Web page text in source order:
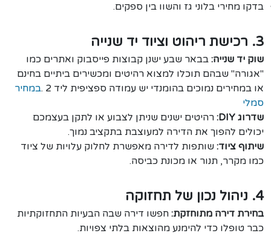
בדקו מחירי בלוני גז והשוו בין ספקים.
3. רכישת ריהוט וציוד יד שנייה
שוק יד שנייה: בבאר שבע ישנן קבוצות פייסבוק ואתרים כמו
"אגורה" שבהם תוכלו למצוא רהיטים ומכשירים ביתיים בחינם
או במחירים נמוכים בהומנדי יש עמודה ספציפית ליד 2 .
במחיר
סמלי
שדרוג DIY:
רהיטים ישנים שניתן לצבוע או לתקן בעצמכם
יכולים להפוך את הדירה למעוצבת בתקציב נמוך.
שיתוף ציוד: שותפות לדירה מאפשרת לחלוק עלויות של ציוד
כמו מקרר, תנור או מכונת כביסה.
4. ניהול נכון של תחזוקה
בחירת דירה מתוחזקת: חפשו דירה שבה הבעיות התחזוקתיות
כבר טופלו כדי להימנע מהוצאות בלתי צפויות.